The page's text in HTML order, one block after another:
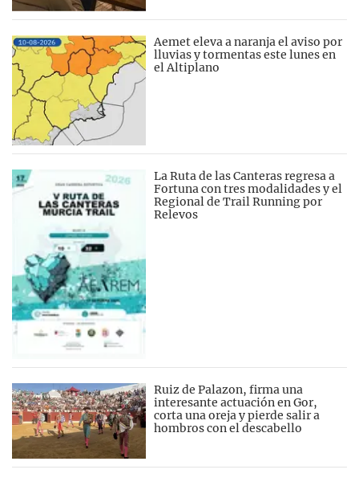
Aemet eleva a naranja el aviso por
lluvias y tormentas este lunes en
el Altiplano
La Ruta de las Canteras regresa a
Fortuna con tres modalidades y el
Regional de Trail Running por
Relevos
Ruiz de Palazon, firma una
interesante actuación en Gor,
corta una oreja y pierde salir a
hombros con el descabello